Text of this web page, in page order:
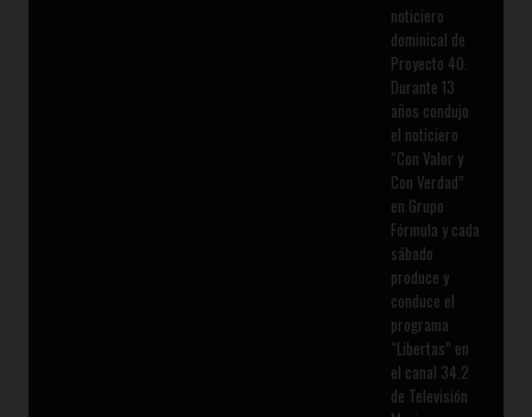
noticiero
dominical de
Proyecto 40.
Durante 13
años condujo
el noticiero
“Con Valor y
Con Verdad”
en Grupo
Fórmula y cada
sábado
produce y
conduce el
programa
“Libertas” en
el canal 34.2
de Televisión